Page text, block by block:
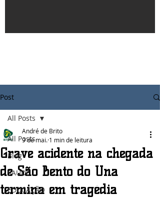
Post
All Posts
Blog
SAÚDE
EDUCAÇÃO
All Posts
Grave acidente na chegada
de São Bento do Una
termina em tragédia
André de Brito
9 de mai. 1 min de leitura